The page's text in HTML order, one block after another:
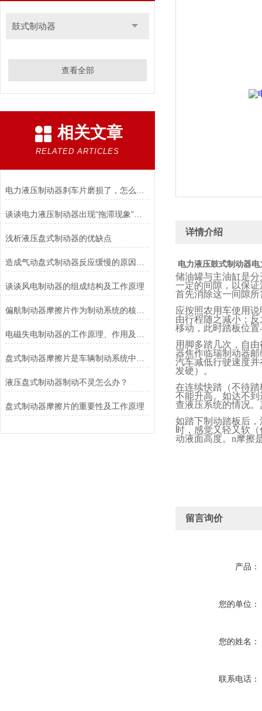
鼓式制动器
查看全部
相关文章
RELATED ARTICLES
谈谈电力液压制动器出现“拖滞现象”的原因及解决方法
浅析液压盘式制动器的优缺点
谈谈风电制动器的组成结构及工作原理
偏航制动器摩擦片作为制动系统的核心组件，对于行车安全至关重要
液压盘式制动器制动不灵怎么办？
盘式制动器摩擦片的重要性及工作原理
详情介绍
电力液压鼓式制动器电
储油罐与主油缸是
一定的间隙，以保
首先消除这一间隙
应按照农用车使用
由行程随之减小；
移动，此时踏板位
用脚多踏几次，自
器焦作临瑞制动器邮
汽车减低行驶速度
发硬）。
在连续快踏（不待
不能升高。如达不
查液压系统的情况
如踏下制动踏板后
时，感觉又轻又软
动液面高度。 n摩擦
留言询价
产品：
您的单位：
您的姓名：
联系电话：